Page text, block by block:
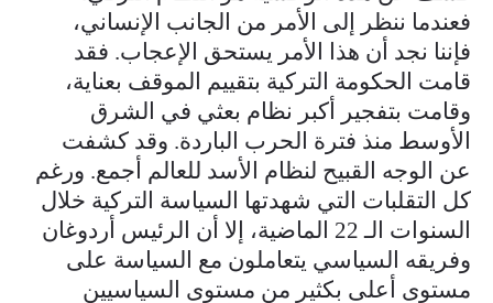
فعندما ننظر إلى الأمر من الجانب الإنساني،
فإننا نجد أن هذا الأمر يستحق الإعجاب. فقد
قامت الحكومة التركية بتقييم الموقف بعناية،
وقامت بتفجير أكبر نظام بعثي في ​​الشرق
الأوسط منذ فترة الحرب الباردة. وقد كشفت
عن الوجه القبيح لنظام الأسد للعالم أجمع. ورغم
كل التقلبات التي شهدتها السياسة التركية خلال
السنوات الـ 22 الماضية، إلا أن الرئيس أردوغان
وفريقه السياسي يتعاملون مع السياسة على
مستوى أعلى بكثير من مستوى السياسيين